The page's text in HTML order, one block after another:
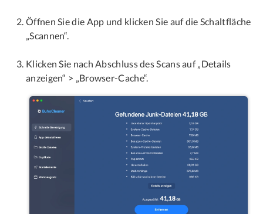
Öffnen Sie die App und klicken Sie auf die Schaltfläche
„Scannen“.
Klicken Sie nach Abschluss des Scans auf „Details
anzeigen“ > „Browser-Cache“.